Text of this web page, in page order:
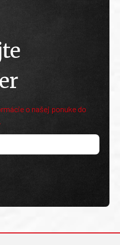
o našej ponuke do